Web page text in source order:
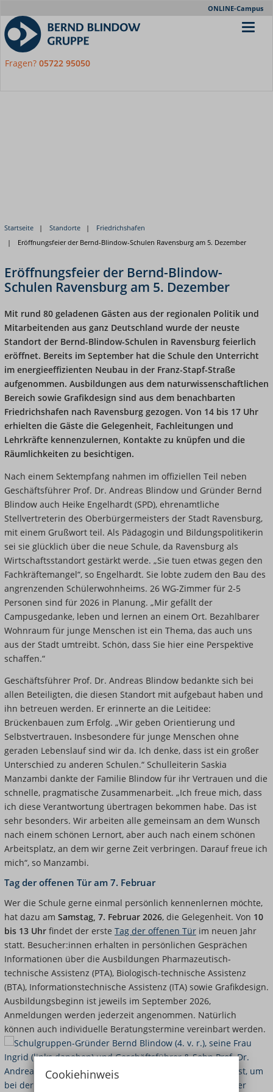
Cookiehinweis
Nav
ONLINE-Campus
Fragen? 05722 95050
Startseite Standorte
Friedrichshafen
Eröffnungsfeier der Bernd-Blindow-Schulen Ravensburg am 5. Dezember
Eröffnungsfeier der Bernd-Blindow-
Schulen Ravensburg am 5. Dezember
Mit rund 80 geladenen Gästen aus der regionalen Politik und
Mitarbeitenden aus ganz Deutschland wurde der neuste
Standort der Bernd-Blindow-Schulen in Ravensburg feierlich
eröffnet. Bereits im September hat die Schule den Unterricht
im energieeffizienten Neubau in der Franz-Stapf-Straße
aufgenommen. Ausbildungen aus dem naturwissenschaftlichen
Bereich sowie Grafikdesign sind aus dem benachbarten
Friedrichshafen nach Ravensburg gezogen. Von 14 bis 17 Uhr
erhielten die Gäste die Gelegenheit, Fachleitungen und
Lehrkräfte kennenzulernen, Kontakte zu knüpfen und die
Räumlichkeiten zu besichtigen.
Nach einem Sektempfang nahmen im offiziellen Teil neben
Geschäftsführer Prof. Dr. Andreas Blindow und Gründer Bernd
Blindow auch Heike Engelhardt (SPD), ehrenamtliche
Stellvertreterin des Oberbürgermeisters der Stadt Ravensburg,
mit einem Grußwort teil. Als Pädagogin und Bildungspolitikerin
sei sie glücklich über die neue Schule, da Ravensburg als
Wirtschaftsstandort gestärkt werde. „Sie tuen etwas gegen den
Fachkräftemangel“, so Engelhardt. Sie lobte zudem den Bau des
angrenzenden Schülerwohnheims. 26 WG-Zimmer für 2-5
Personen sind für 2026 in Planung. „Mir gefällt der
Campusgedanke, leben und lernen an einem Ort. Bezahlbarer
Wohnraum für junge Menschen ist ein Thema, das auch uns
aus der Stadt umtreibt. Schön, dass Sie hier eine Perspektive
schaffen.“
Geschäftsführer Prof. Dr. Andreas Blindow bedankte sich bei
allen Beteiligten, die diesen Standort mit aufgebaut haben und
ihn betreuen werden. Er erinnerte an die Leitidee:
Brückenbauen zum Erfolg. „Wir geben Orientierung und
Selbstvertrauen. Insbesondere für junge Menschen ohne
geraden Lebenslauf sind wir da. Ich denke, dass ist ein großer
Unterschied zu anderen Schulen.“ Schulleiterin Saskia
Manzambi dankte der Familie Blindow für ihr Vertrauen und die
schnelle, pragmatische Zusammenarbeit. „Ich freue mich, dass
ich diese Verantwortung übertragen bekommen habe. Das ist
sehr besonders. Wir arbeiten alle gemeinsam an dem Wunsch
nach einem schönen Lernort, aber auch nach einem schönen
Arbeitsplatz, an dem wir gerne Zeit verbringen. Darauf freue ich
mich“, so Manzambi.
Tag der offenen Tür am 7. Februar
Wer die Schule gerne einmal persönlich kennenlernen möchte,
hat dazu am Samstag, 7. Februar 2026, die Gelegenheit. Von 10
bis 13 Uhr findet der erste Tag der offenen Tür im neuen Jahr
statt. Besucher:innen erhalten in persönlichen Gesprächen
Informationen über die Ausbildungen Pharmazeutisch-
technische Assistenz (PTA), Biologisch-technische Assistenz
(BTA), Informationstechnische Assistenz (ITA) sowie Grafikdesign.
Ausbildungsbeginn ist jeweils im September 2026,
Anmeldungen werden jederzeit angenommen. Natürlich
können auch individuelle Beratungstermine vereinbart werden.